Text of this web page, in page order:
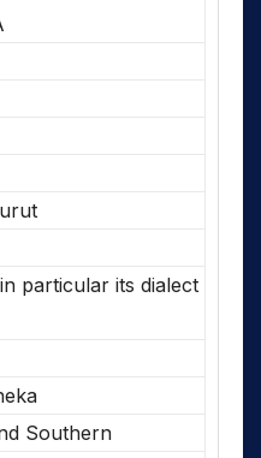
particular its dialect
Southern